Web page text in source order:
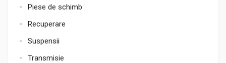
Piese de schimb
Recuperare
Suspensii
Transmisie